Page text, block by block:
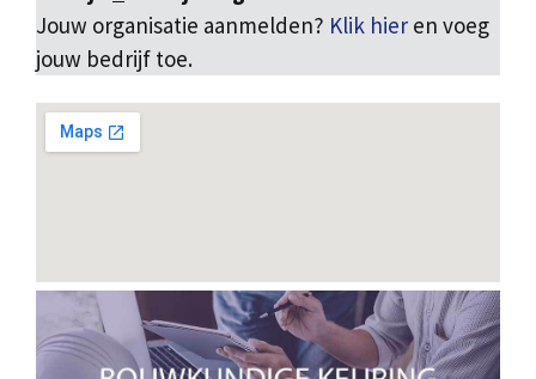
Jouw organisatie aanmelden? Klik hier en voeg
jouw bedrijf toe.